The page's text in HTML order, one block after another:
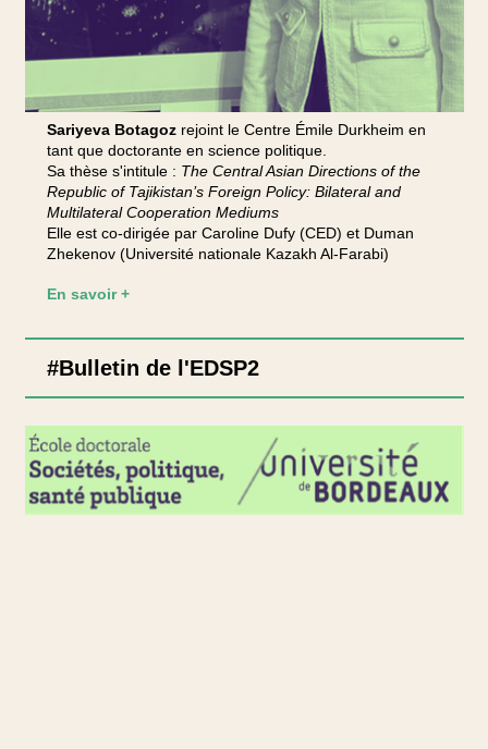
Sariyeva Botagozrejoint le Centre Émile Durkheim en
tant que doctorante en science politique.
Sa thèse s'intitule : The Central Asian Directions of the
Republic of Tajikistan’s Foreign Policy: Bilateral and
Multilateral Cooperation Mediums
Elle est co-dirigée par Caroline Dufy (CED) et Duman
Zhekenov (Université nationale Kazakh Al-Farabi)
En savoir +
#Bulletin de l'EDSP2